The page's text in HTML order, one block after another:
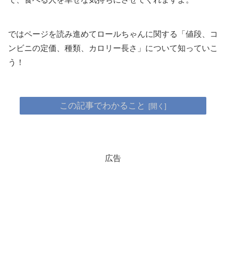
ではページを読み進めてロールちゃんに関する「値段、コ
ンビニの定価、種類、カロリー長さ」について知っていこ
う！
この記事でわかること
広告